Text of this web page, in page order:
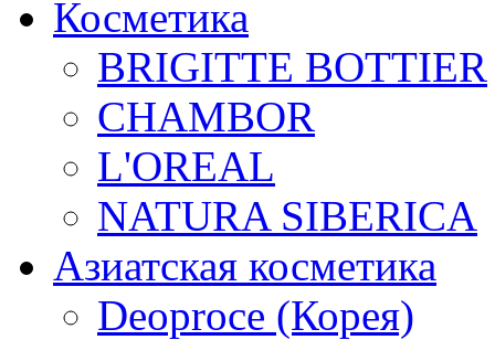
Косметика
BRIGITTE BOTTIER
CHAMBOR
L'OREAL
NATURA SIBERICA
Азиатская косметика
Deoproce (Корея)